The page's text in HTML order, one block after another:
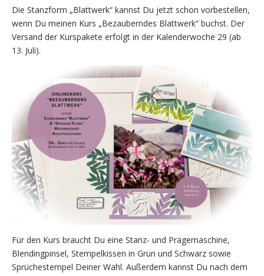
Die Stanzform „Blattwerk“ kannst Du jetzt schon vorbestellen,
wenn Du meinen Kurs „Bezauberndes Blattwerk“ buchst. Der
Versand der Kurspakete erfolgt in der Kalenderwoche 29 (ab
13. Juli).
Für den Kurs braucht Du eine Stanz- und Prägemaschine,
Blendingpinsel, Stempelkissen in Grün und Schwarz sowie
Sprüchestempel Deiner Wahl. Außerdem kannst Du nach dem